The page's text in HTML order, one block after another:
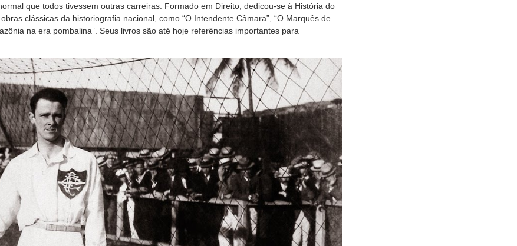
que todos tivessem outras carreiras. Formado em Direito, dedicou-se à História do
clássicas da historiografia nacional, como “O Intendente Câmara”, “O Marquês de
na era pombalina”. Seus livros são até hoje referências importantes para